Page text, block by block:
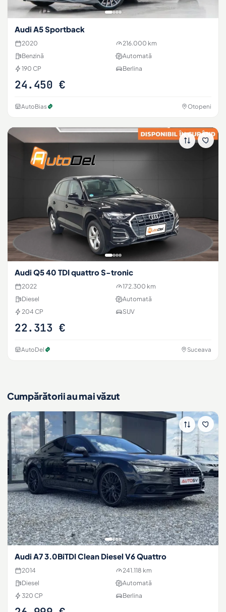
Audi A5 Sportback
2020
216.000 km
Benzină
Automată
190 CP
Berlina
24.450 €
AutoBias Otopeni
Audi Q5 40 TDI quattro S-tronic
2022
172.300 km
Diesel
Automată
204 CP
SUV
22.313 €
AutoDel Suceava
Cumpărătorii au mai văzut
Audi A7 3.0BiTDI Clean Diesel V6 Quattro
2014
241.118 km
Diesel
Automată
320 CP
Berlina